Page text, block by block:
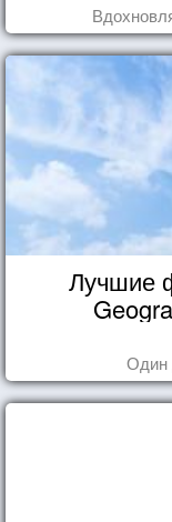
Лучшие
Один